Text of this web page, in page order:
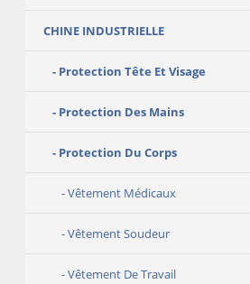
CHINE INDUSTRIELLE
Protection Tête Et Visage
Protection Des Mains
Protection Du Corps
Vêtement Médicaux
Vêtement Soudeur
Vêtement De Travail